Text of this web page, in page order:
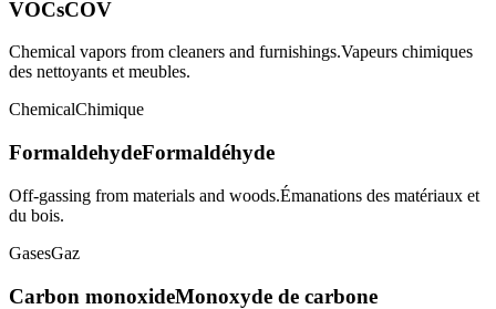
VOCsCOV
Chemical vapors from cleaners and furnishings.Vapeurs chimiques
des nettoyants et meubles.
ChemicalChimique
FormaldehydeFormaldéhyde
Off-gassing from materials and woods.Émanations des matériaux et
du bois.
GasesGaz
Carbon monoxideMonoxyde de carbone